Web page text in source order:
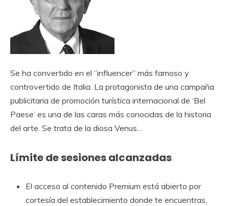
Se ha convertido en el “influencer” más famoso y
controvertido de Italia. La protagonista de una campaña
publicitaria de promoción turística internacional de ‘Bel
Paese’ es una de las caras más conocidas de la historia
del arte. Se trata de la diosa Venus…
Límite de sesiones alcanzadas
El acceso al contenido Premium está abierto por
cortesía del establecimiento donde te encuentras,